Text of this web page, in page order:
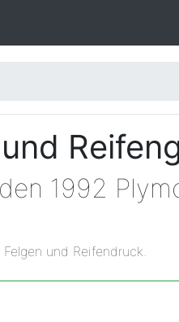
1992
und Reifendruck.